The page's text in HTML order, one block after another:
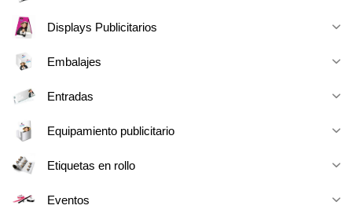
Displays Publicitarios
Embalajes
Entradas
Equipamiento publicitario
Etiquetas en rollo
Eventos